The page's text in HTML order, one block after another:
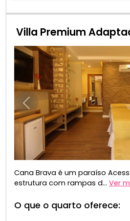
Villa Premium
Anterior
Cana Brava é um paraíso
estrutura com rampas d... Ver
O que o quarto oferece: